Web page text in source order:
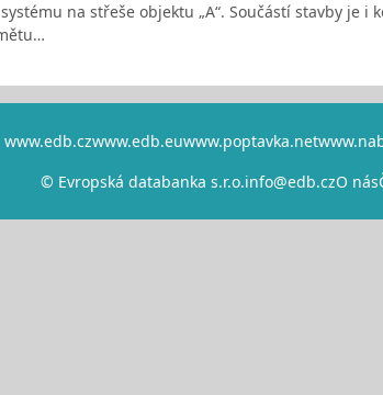
na střeše objektu „A“. Součástí stavby je
www.edb.czwww.edb.euwww.poptavka.net
© Evropská databanka s.r.o.info@edb.czO nás